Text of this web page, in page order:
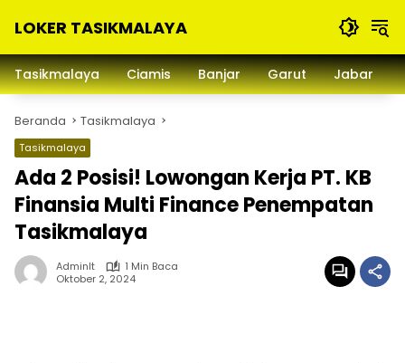
LOKER TASIKMALAYA
Lowongan
Kerja
dan
Sekitarna
Tasikmalaya Ciamis Banjar Garut Jabar
Beranda Tasikmalaya
Tasikmalaya
Ada 2 Posisi! Lowongan Kerja PT. KB
Finansia Multi Finance Penempatan
Tasikmalaya
Adminlt
1 Min Baca
Oktober 2, 2024